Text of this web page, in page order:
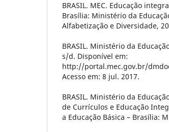
BRASIL. MEC. Educação
Brasília: Ministério da
Alfabetização e Diversidade,
BRASIL. Ministério da
s/d. Disponível em:
http://portal.mec.gov.br/
Acesso em: 8 jul. 2017.
BRASIL. Ministério da
de Currículos e Educação
a Educação Básica – Brasília: